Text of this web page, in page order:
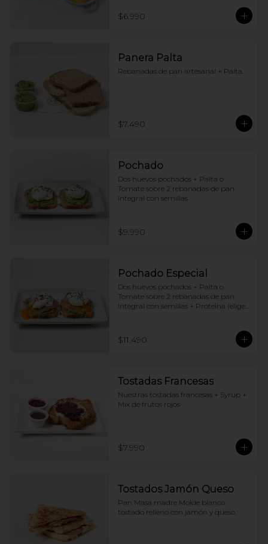
$6.990
Panera Palta
Rebanadas de pan artesanal + Palta.
$7.490
Pochado
Dos huevos pochados + Palta o
Tomate sobre 2 rebanadas de pan
Integral con semillas
$9.990
Pochado Especial
Dos huevos pochados + Palta o
Tomate sobre 2 rebanadas de pan
Integral con semillas + Proteina (elige
$11.490
Tostadas Francesas
Nuestras tostadas francesas + Syrup +
Mix de frutos rojos
$7.990
Tostados Jamón Queso
Pan Masa madre Molde blanco
tostado relleno con jamón y queso,